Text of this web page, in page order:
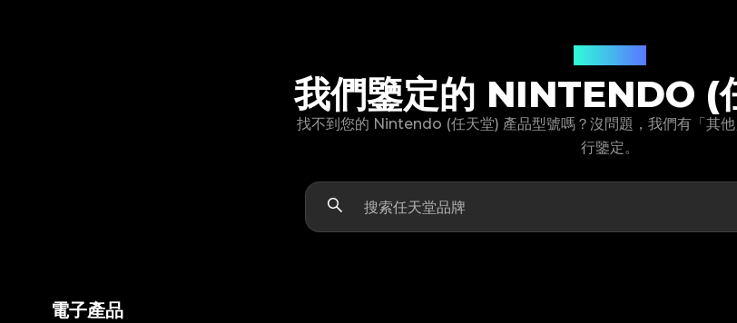
我們鑒定的 NINTENDO (
找不到您的 Nintendo (任天堂) 產品型號嗎？沒問題，我們有「其
行鑒定。
電子產品